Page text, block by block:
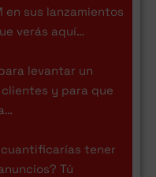
en sus lanzamientos
verás aquí…
levantar un
y para que
cuantificarías tener
Tú